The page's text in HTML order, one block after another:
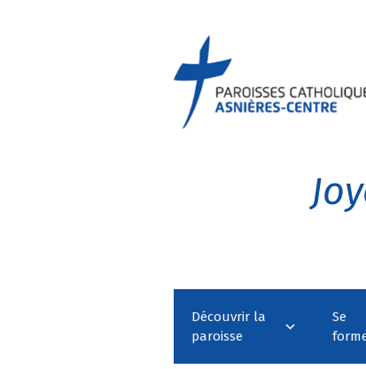
Découvrir la
paroisse
Se